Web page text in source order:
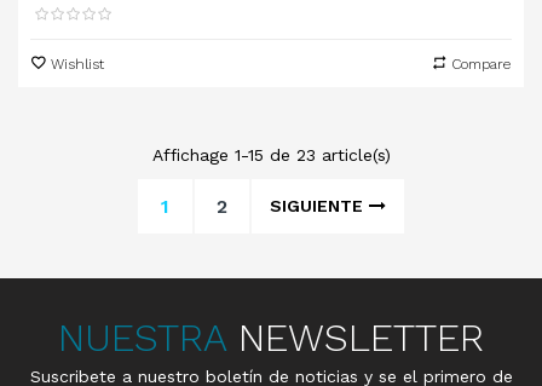
Wishlist Compare
Affichage 1-15 de 23 article(s)
1 2 SIGUIENTE
NUESTRA NEWSLETTER
Suscribete a nuestro boletín de noticias y se el primero de